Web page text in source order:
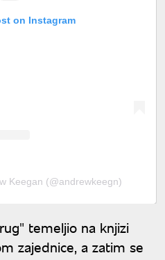
on Instagram
Keegan (@andrewkeegn)
temeljio na knjizi
zajednice, a zatim se